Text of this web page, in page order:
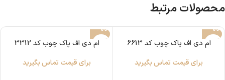
محصولات مرتبط
ام دی اف پاک چوب کد 6613
برای قیمت تماس بگیرید
ام دی اف پاک چوب کد 3312
برای قیمت تماس بگیرید